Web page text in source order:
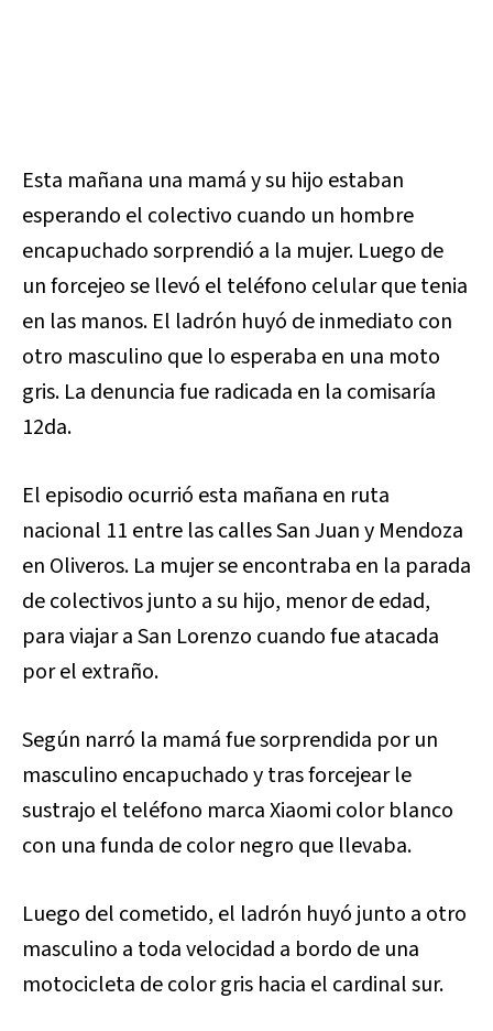
Esta mañana una mamá y su hijo estaban
esperando el colectivo cuando un hombre
encapuchado sorprendió a la mujer. Luego de
un forcejeo se llevó el teléfono celular que tenia
en las manos. El ladrón huyó de inmediato con
otro masculino que lo esperaba en una moto
gris. La denuncia fue radicada en la comisaría
12da.
El episodio ocurrió esta mañana en ruta
nacional 11 entre las calles San Juan y Mendoza
en Oliveros. La mujer se encontraba en la parada
de colectivos junto a su hijo, menor de edad,
para viajar a San Lorenzo cuando fue atacada
por el extraño.
Según narró la mamá fue sorprendida por un
masculino encapuchado y tras forcejear le
sustrajo el teléfono marca Xiaomi color blanco
con una funda de color negro que llevaba.
Luego del cometido, el ladrón huyó junto a otro
masculino a toda velocidad a bordo de una
motocicleta de color gris hacia el cardinal sur.